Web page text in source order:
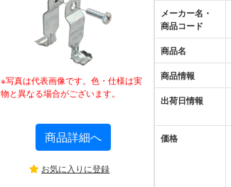
※写真は代表画像です。色・仕様は実
物と異なる場合がございます。
商品詳細へ
お気に入りに登録
メーカー名・
商品コード
商品名
商品情報
出荷日情報
価格